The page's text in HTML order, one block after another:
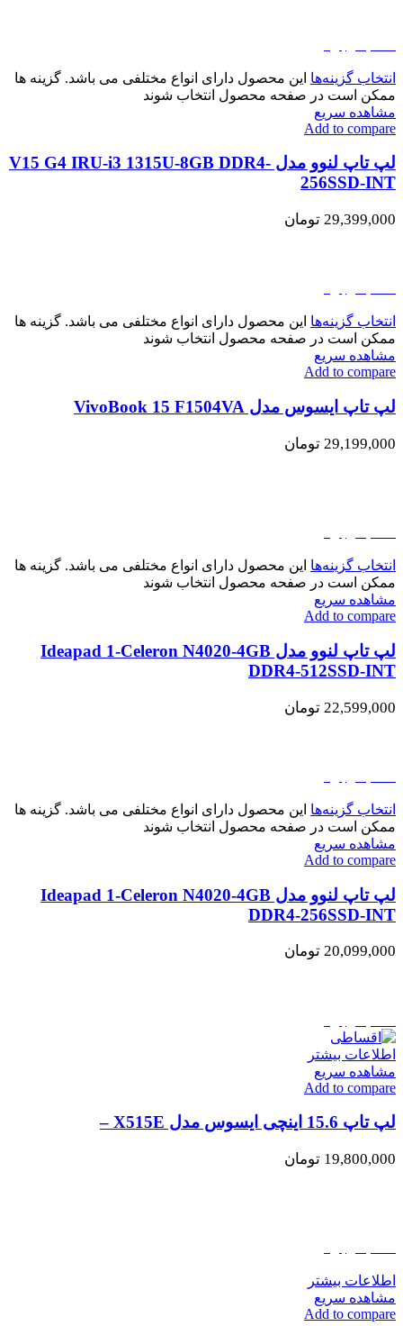
انتخاب گزینه‌ها این محصول دارای انواع مختلفی می باشد. گزینه ها
ممکن است در صفحه محصول انتخاب شوند
مشاهده سریع
Add to compare
لپ تاپ لنوو مدل V15 G4 IRU-i3 1315U-8GB DDR4-
256SSD-INT
29,399,000 تومان
انتخاب گزینه‌ها این محصول دارای انواع مختلفی می باشد. گزینه ها
ممکن است در صفحه محصول انتخاب شوند
مشاهده سریع
Add to compare
لپ تاپ ایسوس مدل VivoBook 15 F1504VA
29,199,000 تومان
انتخاب گزینه‌ها این محصول دارای انواع مختلفی می باشد. گزینه ها
ممکن است در صفحه محصول انتخاب شوند
مشاهده سریع
Add to compare
لپ تاپ لنوو مدل Ideapad 1-Celeron N4020-4GB
DDR4-512SSD-INT
22,599,000 تومان
انتخاب گزینه‌ها این محصول دارای انواع مختلفی می باشد. گزینه ها
ممکن است در صفحه محصول انتخاب شوند
مشاهده سریع
Add to compare
لپ تاپ لنوو مدل Ideapad 1-Celeron N4020-4GB
DDR4-256SSD-INT
20,099,000 تومان
اطلاعات بیشتر
مشاهده سریع
Add to compare
لپ تاپ 15.6 اینچی ایسوس مدل X515E –
19,800,000 تومان
اطلاعات بیشتر
مشاهده سریع
Add to compare